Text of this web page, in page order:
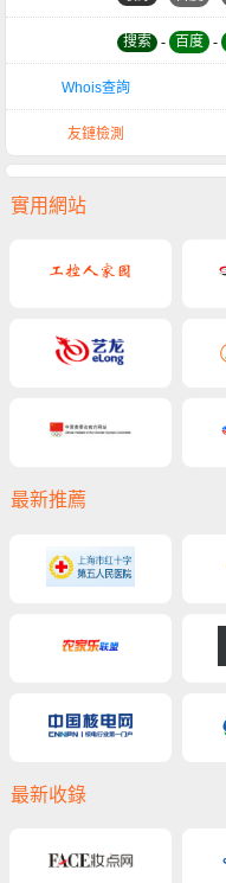
搜索 - 百度 -
Whois查詢
友鏈檢測
實用網站
最新推薦
最新收錄